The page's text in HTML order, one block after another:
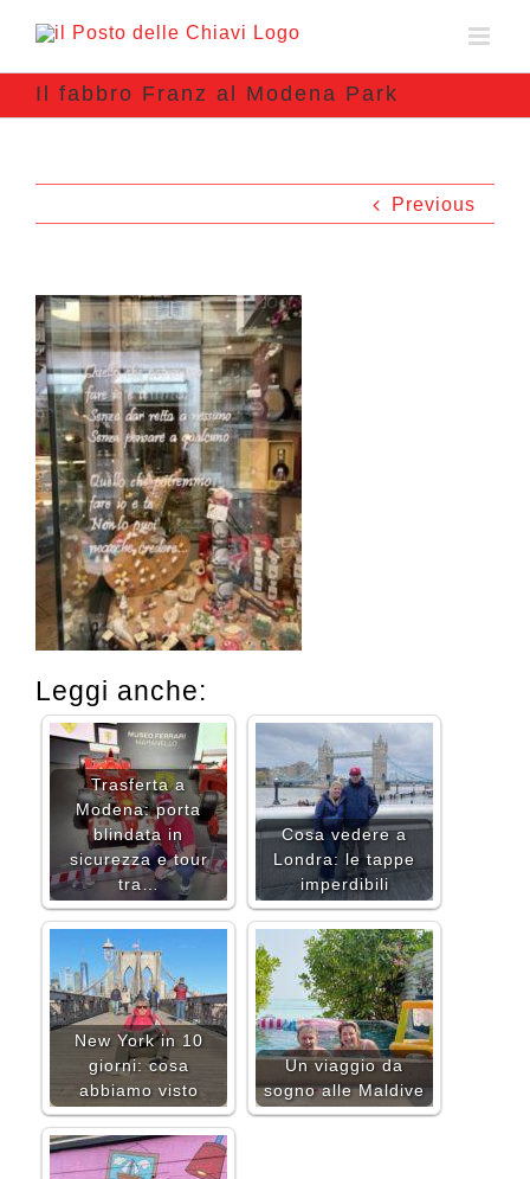
Il fabbro Franz al Modena Park
Previous
Leggi anche:
Trasferta a
Modena: porta
blindata in
sicurezza e tour
tra…
Cosa vedere a
Londra: le tappe
imperdibili
New York in 10
giorni: cosa
abbiamo visto
Un viaggio da
sogno alle Maldive